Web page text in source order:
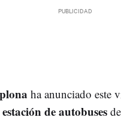
ha anunciado este
de autobuses